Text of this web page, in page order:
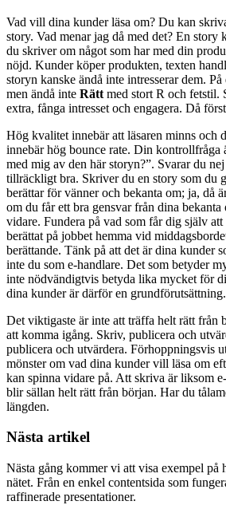
Vad vill dina kunder läsa om? Du kan
story. Vad menar jag då med det? En story
du skriver om något som har med din
nöjd. Kunder köper produkten, texten
storyn kanske ändå inte intresserar dem.
men ändå inte Rätt med stort R och fetstil.
extra, fånga intresset och engagera. Då
Hög kvalitet innebär att läsaren minns och
innebär hög bounce rate. Din kontrollfråga
med mig av den här storyn?”. Svarar du
tillräckligt bra. Skriver du en story som du
berättar för vänner och bekanta om; ja, då
om du får ett bra gensvar från dina bekanta
vidare. Fundera på vad som får dig själv
berättat på jobbet hemma vid
berättande. Tänk på att det är dina kunder
inte du som e-handlare. Det som betyder
inte nödvändigtvis betyda lika mycket för
dina kunder är därför en grundförutsättning.
Det viktigaste är inte att träffa helt rätt från
att komma igång. Skriv, publicera och
publicera och utvärdera. Förhoppningsvis
mönster om vad dina kunder vill läsa om
kan spinna vidare på. Att skriva är liksom
blir sällan helt rätt från början. Har du
längden.
Nästa artikel
Nästa gång kommer vi att visa exempel på
nätet. Från en enkel contentsida som
raffinerade presentationer.